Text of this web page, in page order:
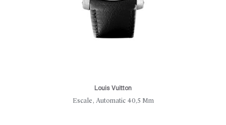
Louis Vuitton
Escale, Automatic 40,5 Mm